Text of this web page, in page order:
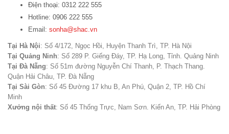
Điện thoại: 0312 222 555
Hotline: 0906 222 555
Email: sonha@shac.vn
Tại Hà Nội: Số 4/172, Ngọc Hồi, Huyện Thanh Trì, TP. Hà Nội
Tại Quảng Ninh: Số 289 P. Giếng Đáy, TP. Hạ Long, Tỉnh. Quảng Ninh
Tại Đà Nẵng: Số 51m đường Nguyễn Chí Thanh, P. Thạch Thang.
Quận Hải Châu, TP. Đà Nẵng
Tại Sài Gòn: Số 45 Đường 17 khu B, An Phú, Quận 2, TP. Hồ Chí
Minh
Xưởng nội thất: Số 45 Thống Trực, Nam Sơn. Kiến An, TP. Hải Phòng